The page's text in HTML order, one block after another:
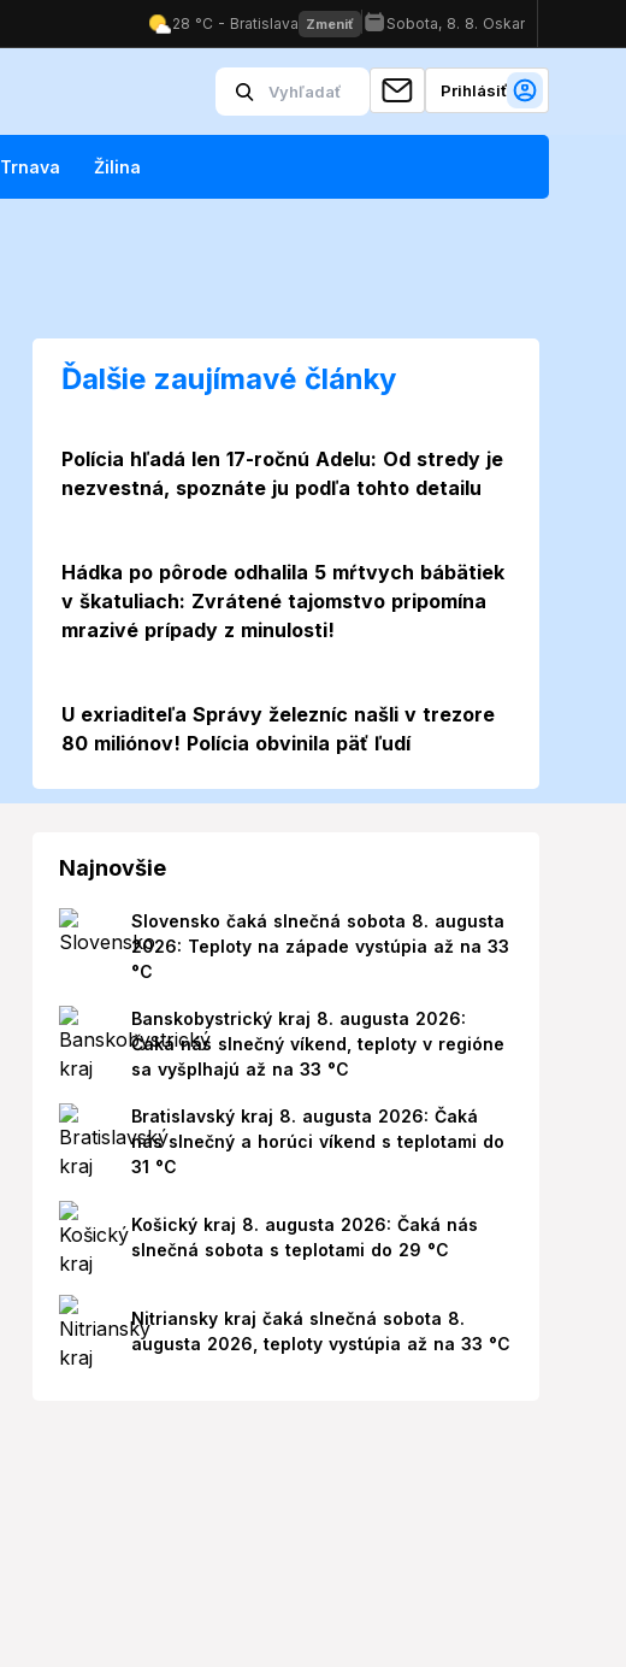
Prihlásiť
Trnava Žilina
Ďalšie zaujímavé články
Polícia hľadá len 17-ročnú Adelu: Od stredy je
nezvestná, spoznáte ju podľa tohto detailu
Hádka po pôrode odhalila 5 mŕtvych bábätiek
v škatuliach: Zvrátené tajomstvo pripomína
mrazivé prípady z minulosti!
U exriaditeľa Správy železníc našli v trezore
80 miliónov! Polícia obvinila päť ľudí
Najnovšie
Slovensko čaká slnečná sobota 8. augusta
2026: Teploty na západe vystúpia až na 33
°C
Banskobystrický kraj 8. augusta 2026:
Čaká nás slnečný víkend, teploty v regióne
sa vyšplhajú až na 33 °C
Bratislavský kraj 8. augusta 2026: Čaká
nás slnečný a horúci víkend s teplotami do
31 °C
Košický kraj 8. augusta 2026: Čaká nás
slnečná sobota s teplotami do 29 °C
Nitriansky kraj čaká slnečná sobota 8.
augusta 2026, teploty vystúpia až na 33 °C